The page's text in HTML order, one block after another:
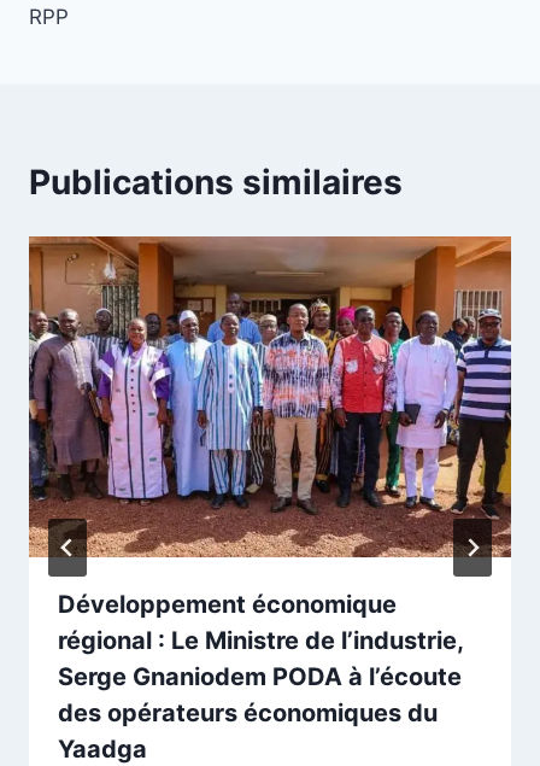
RPP
Publications similaires
Développement économique
régional : Le Ministre de l’industrie,
Serge Gnaniodem PODA à l’écoute
des opérateurs économiques du
Yaadga